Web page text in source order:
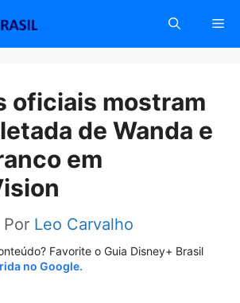
oficiais mostram
de Wanda e
em
Por Leo Carvalho
Favorite o Guia Disney+ Brasil
no Google.